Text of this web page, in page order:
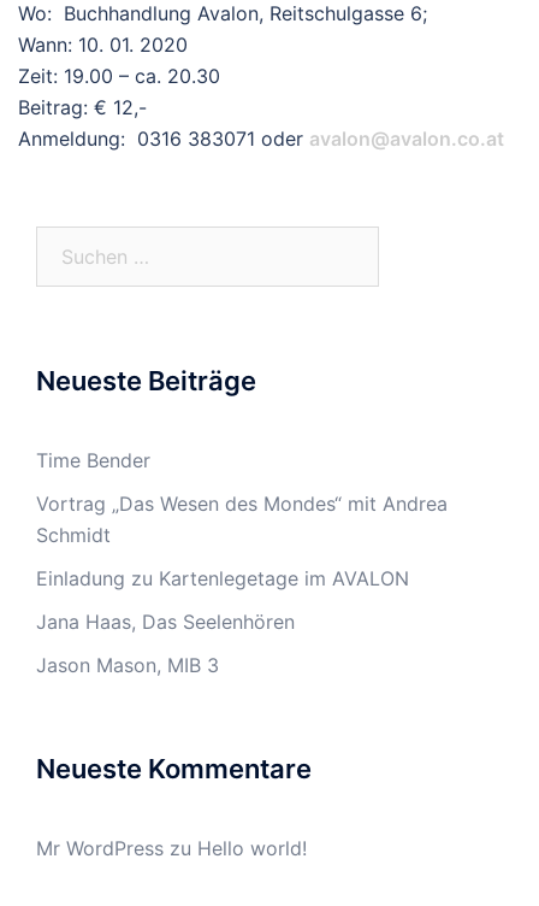
Wo: Buchhandlung Avalon, Reitschulgasse 6;
Wann: 10. 01. 2020
Zeit: 19.00 – ca. 20.30
Beitrag: € 12,-
Anmeldung: 0316 383071 oder avalon@avalon.co.at
Neueste Beiträge
Time Bender
Vortrag „Das Wesen des Mondes“ mit Andrea
Schmidt
Einladung zu Kartenlegetage im AVALON
Jana Haas, Das Seelenhören
Jason Mason, MIB 3
Neueste Kommentare
Mr WordPress zu Hello world!